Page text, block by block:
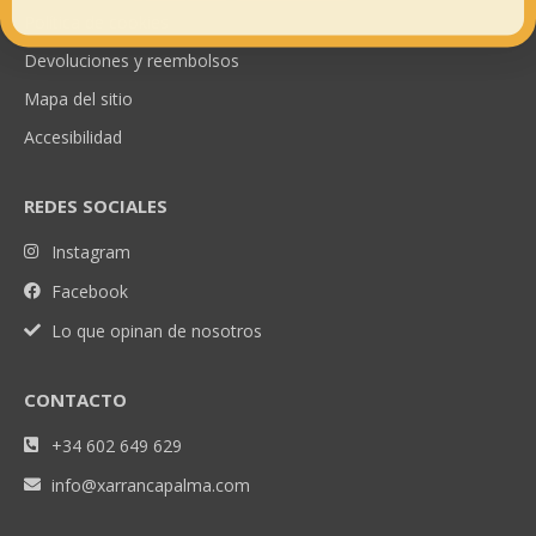
Devoluciones y reembolsos
Mapa del sitio
Accesibilidad
REDES SOCIALES
Instagram
Facebook
Lo que opinan de nosotros
CONTACTO
+34 602 649 629
info@xarrancapalma.com